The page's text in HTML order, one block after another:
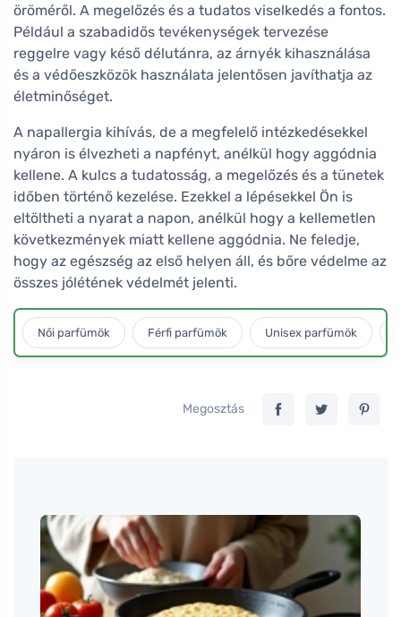
öröméről. A megelőzés és a tudatos viselkedés a fontos.
Például a szabadidős tevékenységek tervezése
reggelre vagy késő délutánra, az árnyék kihasználása
és a védőeszközök használata jelentősen javíthatja az
életminőséget.
A napallergia kihívás, de a megfelelő intézkedésekkel
nyáron is élvezheti a napfényt, anélkül hogy aggódnia
kellene. A kulcs a tudatosság, a megelőzés és a tünetek
időben történő kezelése. Ezekkel a lépésekkel Ön is
eltöltheti a nyarat a napon, anélkül hogy a kellemetlen
következmények miatt kellene aggódnia. Ne feledje,
hogy az egészség az első helyen áll, és bőre védelme az
összes jólétének védelmét jelenti.
Női parfümök Férfi parfümök Unisex parfümök
Megosztás